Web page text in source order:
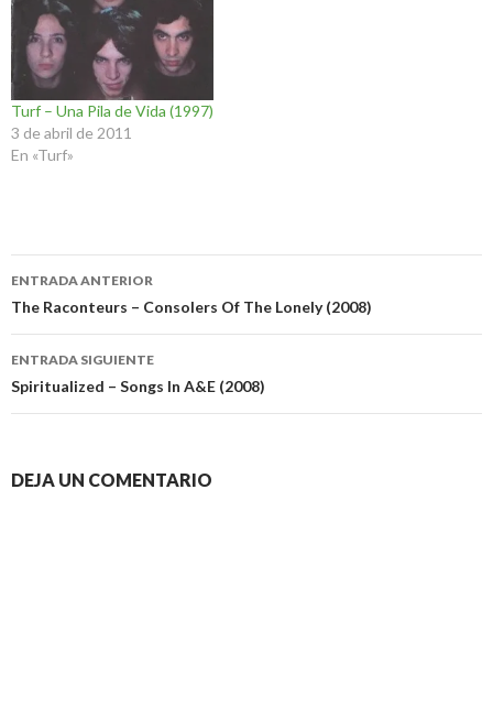
Turf – Una Pila de Vida (1997)
3 de abril de 2011
En «Turf»
Navegación
de
entradas
ENTRADA ANTERIOR
The Raconteurs – Consolers Of The Lonely (2008)
ENTRADA SIGUIENTE
Spiritualized – Songs In A&E (2008)
DEJA UN COMENTARIO